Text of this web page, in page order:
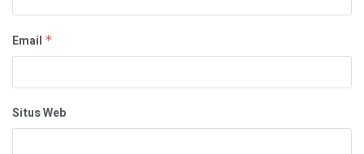
Email *
Situs Web